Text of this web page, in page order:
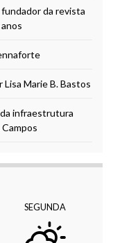
da revista
Lisa Marie B. Bastos
infraestrutura
SEGUNDA